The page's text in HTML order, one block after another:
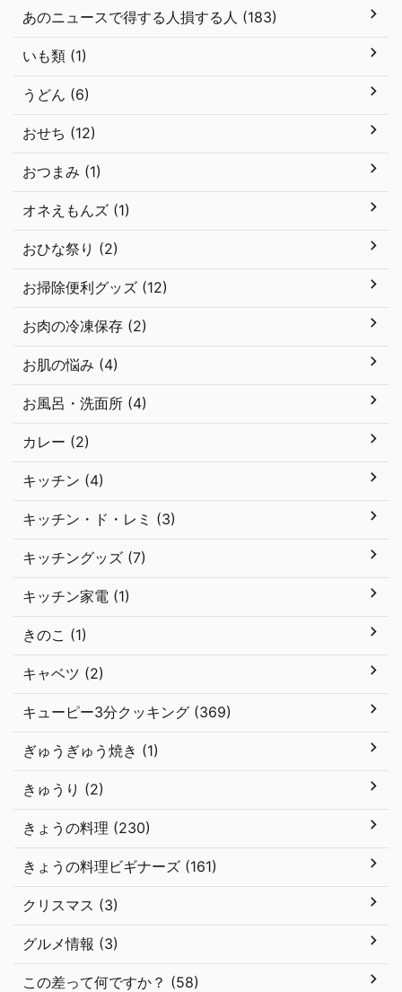
あのニュースで得する人損する人 (183)
いも類 (1)
うどん (6)
おせち (12)
おつまみ (1)
オネえもんズ (1)
おひな祭り (2)
お掃除便利グッズ (12)
お肉の冷凍保存 (2)
お肌の悩み (4)
お風呂・洗面所 (4)
カレー (2)
キッチン (4)
キッチン・ド・レミ (3)
キッチングッズ (7)
キッチン家電 (1)
きのこ (1)
キャベツ (2)
キューピー3分クッキング (369)
ぎゅうぎゅう焼き (1)
きゅうり (2)
きょうの料理 (230)
きょうの料理ビギナーズ (161)
クリスマス (3)
グルメ情報 (3)
この差って何ですか？ (58)